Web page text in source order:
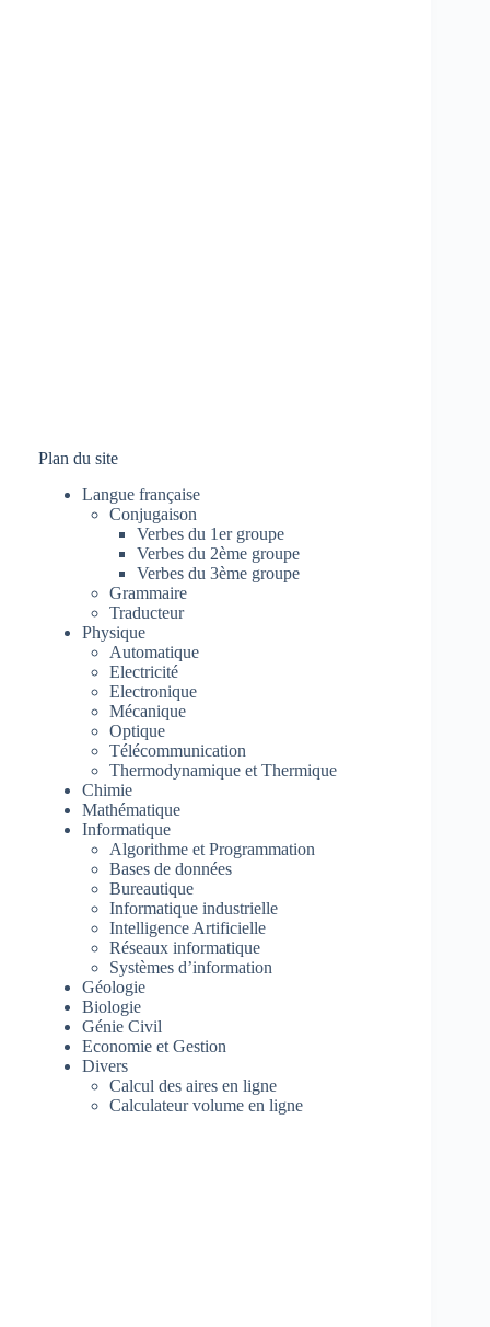
Plan du site
Langue française
Conjugaison
Verbes du 1er groupe
Verbes du 2ème groupe
Verbes du 3ème groupe
Grammaire
Traducteur
Physique
Automatique
Electricité
Electronique
Mécanique
Optique
Télécommunication
Thermodynamique et Thermique
Chimie
Mathématique
Informatique
Algorithme et Programmation
Bases de données
Bureautique
Informatique industrielle
Intelligence Artificielle
Réseaux informatique
Systèmes d’information
Géologie
Biologie
Génie Civil
Economie et Gestion
Divers
Calcul des aires en ligne
Calculateur volume en ligne